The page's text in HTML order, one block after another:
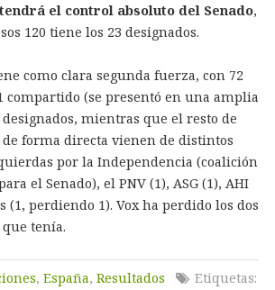
el control absoluto del Senado,
120 tiene los 23 designados.
como clara segunda fuerza, con 72
compartido (se presentó en una amplia
mientras que el resto de
de forma directa vienen de distintos
por la Independencia (coalición
el Senado), el PNV (1), ASG (1), AHI
(1, perdiendo 1). Vox ha perdido los dos
tenía.
, España, Resultados
Etiquetas: